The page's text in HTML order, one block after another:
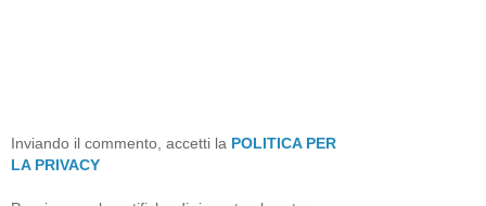
Inviando il commento, accetti la POLITICA PER
LA PRIVACY